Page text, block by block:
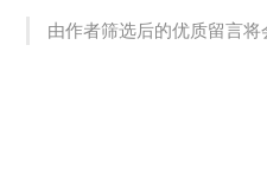
由作者筛选后的优质留言将